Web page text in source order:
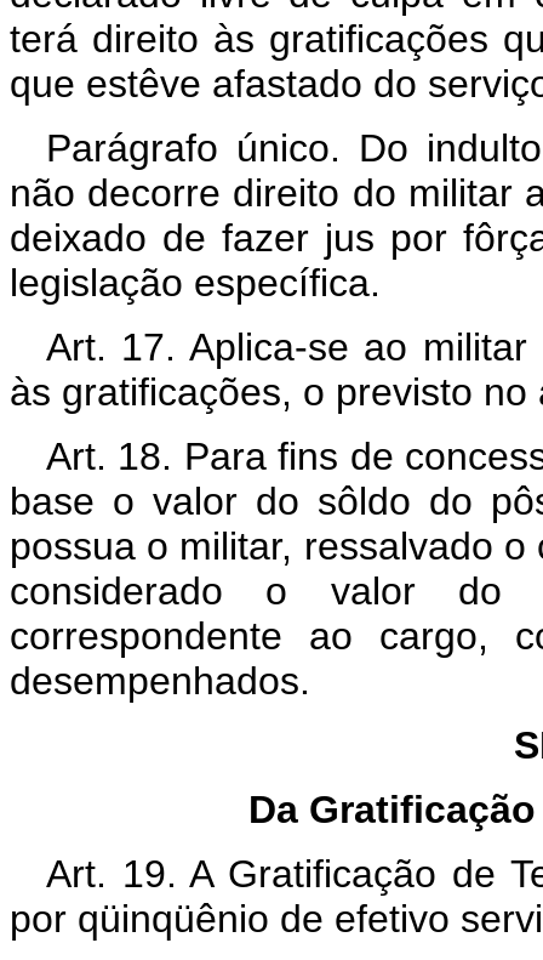
terá direito às gratificações
que estêve afastado do
Parágrafo único. Do
não decorre direito do militar
deixado de fazer jus por
legislação específica.
Art. 17. Aplica-se ao
às gratificações, o previsto
Art. 18. Para fins de
base o valor do sôldo do
possua o militar, ressalvado
considerado o valor do
correspondente ao cargo,
desempenhados.
Da
Art. 19. A Gratificação de
por qüinqüênio de efetivo